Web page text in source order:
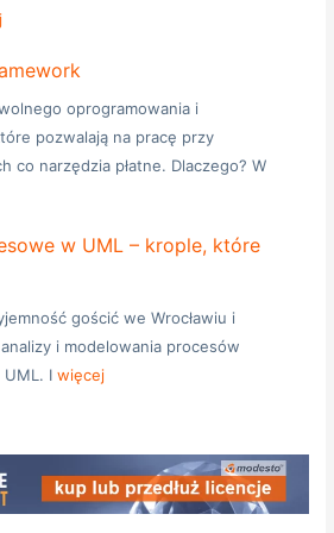
oprogramowania i
pozwalają na pracę przy
co narzędzia płatne. Dlaczego? W
w UML – krople, które
gościć we Wrocławiu i
i modelowania procesów
UML. Iwięcej